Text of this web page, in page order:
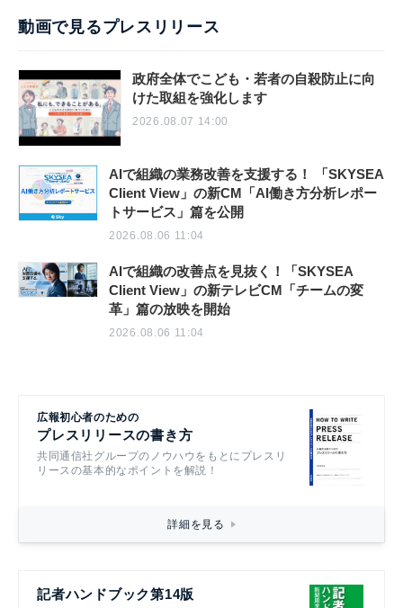
動画で見るプレスリリース
政府全体でこども・若者の自殺防止に向
けた取組を強化します
2026.08.07 14:00
AIで組織の業務改善を支援する！ 「SKYSEA
Client View」の新CM「AI働き方分析レポー
トサービス」篇を公開
2026.08.06 11:04
AIで組織の改善点を見抜く！「SKYSEA
Client View」の新テレビCM「チームの変
革」篇の放映を開始
2026.08.06 11:04
広報初心者のための
プレスリリースの書き方
共同通信社グループのノウハウをもとにプレスリ
リースの基本的なポイントを解説！
詳細を見る
記者ハンドブック第14版